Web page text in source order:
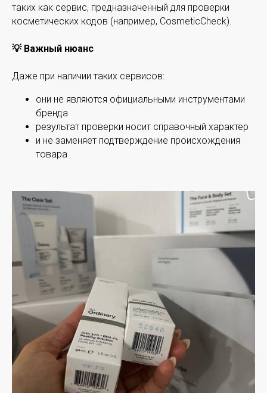
таких как сервис, предназначенный для проверки
косметических кодов (например, CosmeticCheck).
💡 Важный нюанс
Даже при наличии таких сервисов:
они не являются официальными инструментами
бренда
результат проверки носит справочный характер
и не заменяет подтверждение происхождения
товара